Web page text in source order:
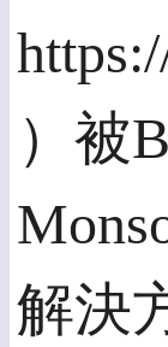
）被
解決